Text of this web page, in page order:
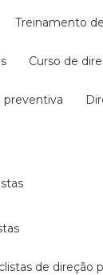
treinamento
curso de
preventiva
de direção